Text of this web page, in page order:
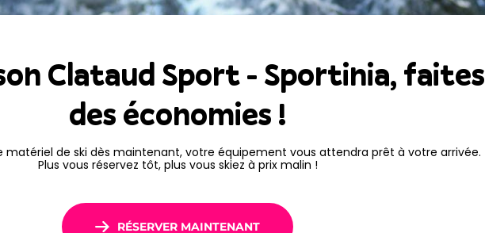
Clataud Sport - Sportinia, faites
des économies !
matériel de ski dès maintenant, votre équipement vous attendra prêt à votre arrivée.
Plus vous réservez tôt, plus vous skiez à prix malin !
RÉSERVER MAINTENANT